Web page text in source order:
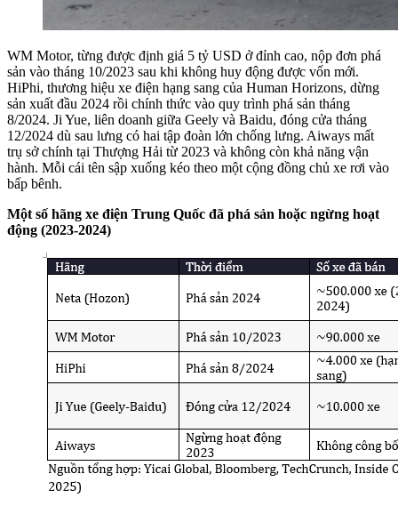
WM Motor, từng được định giá 5 tỷ USD ở đỉnh cao, nộp đơn phá
sản vào tháng 10/2023 sau khi không huy động được vốn mới.
HiPhi, thương hiệu xe điện hạng sang của Human Horizons, dừng
sản xuất đầu 2024 rồi chính thức vào quy trình phá sản tháng
8/2024. Ji Yue, liên doanh giữa Geely và Baidu, đóng cửa tháng
12/2024 dù sau lưng có hai tập đoàn lớn chống lưng. Aiways mất
trụ sở chính tại Thượng Hải từ 2023 và không còn khả năng vận
hành. Mỗi cái tên sập xuống kéo theo một cộng đồng chủ xe rơi vào
bấp bênh.
Một số hãng xe điện Trung Quốc đã phá sản hoặc ngừng hoạt
động (2023-2024)